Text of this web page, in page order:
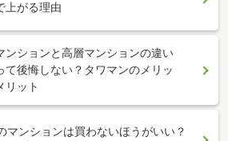
上がる理由
ンションと高層マンションの違い
て後悔しない？タワマンのメリッ
リット
マンションは買わないほうがいい？